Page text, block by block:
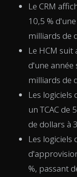
Le CRM
10,5 %
milliards de
Le HCM suit
d'une
milliards de
Les logiciels
un TCAC de
de dollars à
Les logiciels
%, passant